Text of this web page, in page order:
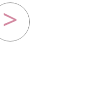
Next